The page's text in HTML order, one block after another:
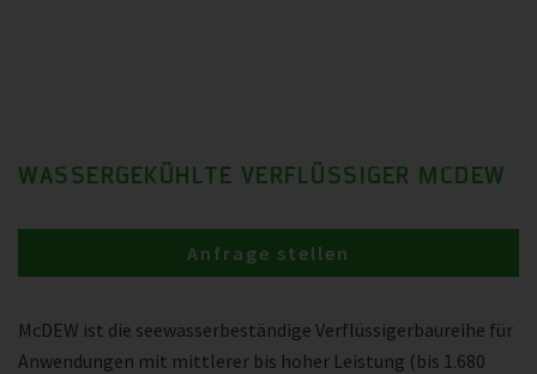
WASSERGEKÜHLTE VERFLÜSSIGER MCDEW
McDEW ist die seewasserbeständige Verflüssigerbaureihe für
Anwendungen mit mittlerer bis hoher Leistung (bis 1.680
Anfrage stellen